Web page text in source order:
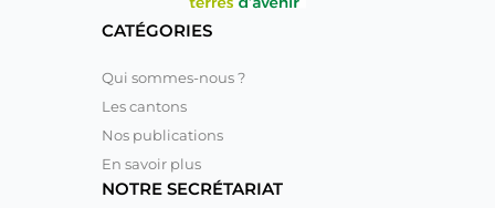
CATÉGORIES
Qui sommes-nous ?
Les cantons
Nos publications
En savoir plus
NOTRE SECRÉTARIAT